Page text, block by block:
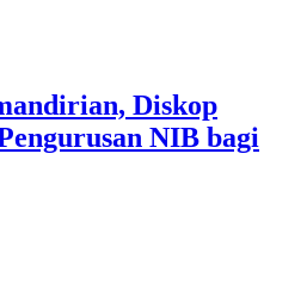
Diskop
NIB bagi